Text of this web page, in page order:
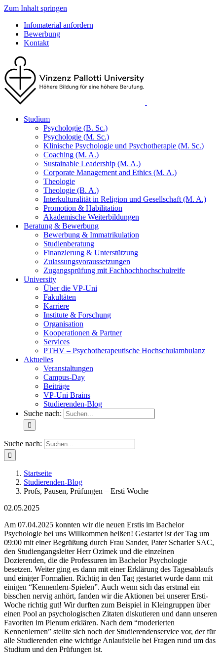
Zum Inhalt springen
Infomaterial anfordern
Bewerbung
Kontakt
Studium
Psychologie (B. Sc.)
Psychologie (M. Sc.)
Klinische Psychologie und Psychotherapie (M. Sc.)
Coaching (M. A.)
Sustainable Leadership (M. A.)
Corporate Management and Ethics (M. A.)
Theologie
Theologie (B. A.)
Interkulturalität in Religion und Gesellschaft (M. A.)
Promotion & Habilitation
Akademische Weiterbildungen
Beratung & Bewerbung
Bewerbung & Immatrikulation
Studienberatung
Finanzierung & Unterstützung
Zulassungsvoraussetzungen
Zugangsprüfung mit Fachhochhochschulreife
University
Über die VP-Uni
Fakultäten
Karriere
Institute & Forschung
Organisation
Kooperationen & Partner
Services
PTHV – Psychotherapeutische Hochschulambulanz
Aktuelles
Veranstaltungen
Campus-Day
Beiträge
VP-Uni Brains
Studierenden-Blog
Suche nach:
Suche nach:
Startseite
Studierenden-Blog
Profs, Pausen, Prüfungen – Ersti Woche
02.05.2025
Am 07.04.2025 konnten wir die neuen Erstis im Bachelor
Psychologie bei uns Willkommen heißen! Gestartet ist der Tag um
09:00 mit einer Begrüßung durch Frau Sander, Pater Scharler SAC,
den Studiengangsleiter Herr Ozimek und die einzelnen
Dozierenden, die die Professuren im Bachelor Psychologie
besetzen. Weiter ging es dann mit einer Erklärung des Tagesablaufs
und einiger Formalien. Richtig in den Tag gestartet wurde dann mit
einigen “Kennenlern-Spielen”. Auch wenn sich das erstmal ein
bisschen nervig anhört, fanden wir die Aktionen bei unserer Ersti-
Woche richtig gut! Wir durften zum Beispiel in Kleingruppen über
einen Pool an psychologischen Zitaten diskutieren und dann unseren
Favoriten im Plenum erklären. Nach dem “moderierten
Kennenlernen” stellte sich noch der Studierendenservice vor, der für
alle Studierenden eine wichtige Anlaufstelle bei Fragen rund um das
Studium und den Prüfungen ist.